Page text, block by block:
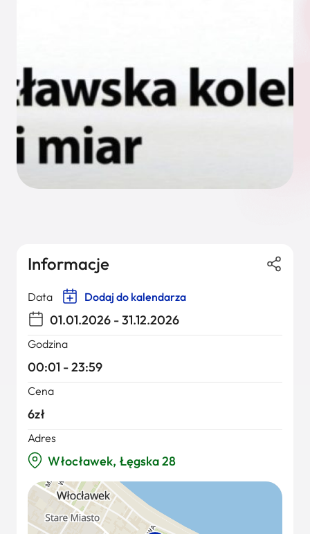
Informacje
Data Dodaj do kalendarza
01.01.2026 - 31.12.2026
Godzina
00:01 - 23:59
Cena
6zł
Adres
Włocławek, Łęgska 28